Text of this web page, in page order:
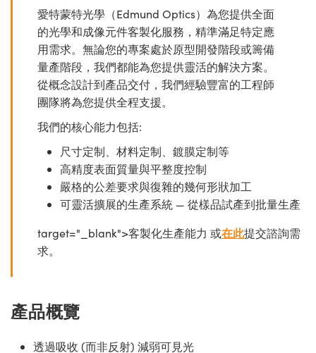
愛特蒙特光學（Edmund Optics）為您提供全面
的光學和成像元件客製化服務，精準滿足特定應
用需求。無論您的專案處於原型開發階段或籌備
量產階段，我們都能為您提供靈活的解決方案。
從概念設計到產品交付，我們經驗豐富的工程師
團隊將為您提供全程支援。
我們的核心能力包括:
尺寸定制、材料定制、鍍膜定制等
高精度表面質量與平整度控制
嚴格的公差要求與復雜的幾何形狀加工
可靈活擴展的生產系統 — 從樣品試產到批量生產
target="_blank">客製化生產能力 或在此提交諮詢需
求。
產品概覽
透過吸收 (而非反射) 減弱可見光